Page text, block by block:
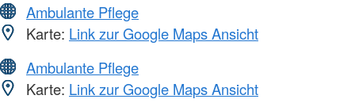
Ambulante Pflege
Karte: Link zur Google Maps Ansicht
Ambulante Pflege
Karte: Link zur Google Maps Ansicht